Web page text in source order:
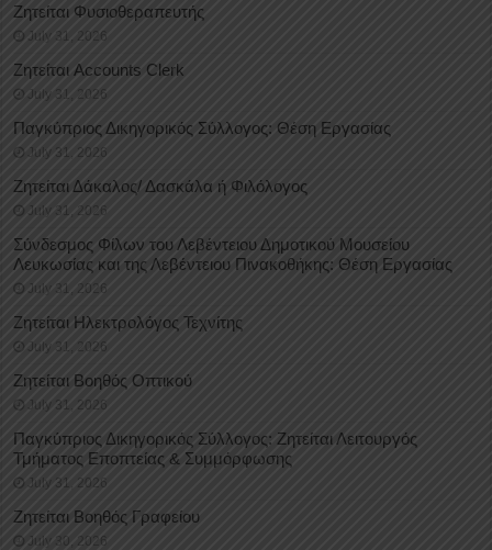
Ζητείται Φυσιοθεραπευτής
July 31, 2026
Ζητείται Accounts Clerk
July 31, 2026
Παγκύπριος Δικηγορικός Σύλλογος: Θέση Εργασίας
July 31, 2026
Ζητείται Δάκαλος/ Δασκάλα ή Φιλόλογος
July 31, 2026
Σύνδεσμος Φίλων του Λεβέντειου Δημοτικού Μουσείου
Λευκωσίας και της Λεβέντειου Πινακοθήκης: Θέση Εργασίας
July 31, 2026
Ζητείται Ηλεκτρολόγος Τεχνίτης
July 31, 2026
Ζητείται Βοηθός Οπτικού
July 31, 2026
Παγκύπριος Δικηγορικός Σύλλογος: Ζητείται Λειτουργός
Τμήματος Εποπτείας & Συμμόρφωσης
July 31, 2026
Ζητείται Βοηθός Γραφείου
July 30, 2026